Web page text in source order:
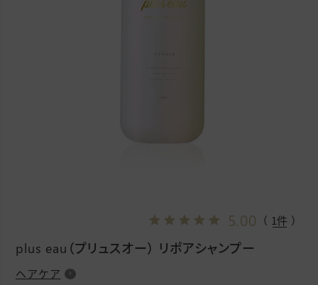
5.00 （ 1件 ）
plus eau（プリュスオー） リポアシャンプー
ヘアケア